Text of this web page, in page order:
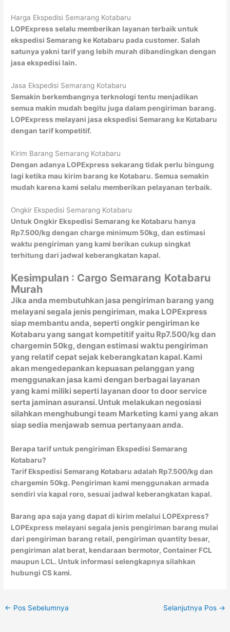
Harga Ekspedisi Semarang Kotabaru
LOPExpress selalu memberikan layanan terbaik untuk
ekspedisi Semarang ke Kotabaru pada customer. Salah
satunya yakni tarif yang lebih murah dibandingkan dengan
jasa ekspedisi lain.
Jasa Ekspedisi Semarang Kotabaru
Semakin berkembangnya terknologi tentu menjadikan
semua makin mudah begitu juga dalam pengiriman barang.
LOPExpress melayani jasa ekspedisi Semarang ke Kotabaru
dengan tarif kompetitif.
Kirim Barang Semarang Kotabaru
Dengan adanya LOPExpress sekarang tidak perlu bingung
lagi ketika mau kirim barang ke Kotabaru. Semua semakin
mudah karena kami selalu memberikan pelayanan terbaik.
Ongkir Ekspedisi Semarang Kotabaru
Untuk Ongkir Ekspedisi Semarang ke Kotabaru hanya
Rp7.500/kg dengan charge minimum 50kg, dan estimasi
waktu pengiriman yang kami berikan cukup singkat
terhitung dari jadwal keberangkatan kapal.
Kesimpulan : Cargo Semarang Kotabaru
Murah
Jika anda membutuhkan jasa pengiriman barang yang
melayani segala jenis pengiriman, maka LOPExpress
siap membantu anda, seperti ongkir pengiriman ke
Kotabaru yang sangat kompetitif yaitu Rp7.500/kg dan
chargemin 50kg, dengan estimasi waktu pengiriman
yang relatif cepat sejak keberangkatan kapal. Kami
akan mengedepankan kepuasan pelanggan yang
menggunakan jasa kami dengan berbagai layanan
yang kami miliki seperti layanan door to door service
serta jaminan asuransi. Untuk melakukan negosiasi
silahkan menghubungi team Marketing kami yang akan
siap sedia menjawab semua pertanyaan anda.
Berapa tarif untuk pengiriman Ekspedisi Semarang
Kotabaru?
Tarif Ekspedisi Semarang Kotabaru adalah Rp7.500/kg dan
chargemin 50kg. Pengiriman kami menggunakan armada
sendiri via kapal roro, sesuai jadwal keberangkatan kapal.
Barang apa saja yang dapat di kirim melalui LOPExpress?
LOPExpress melayani segala jenis pengiriman barang mulai
dari pengiriman barang retail, pengiriman quantity besar,
pengiriman alat berat, kendaraan bermotor, Container FCL
maupun LCL. Untuk informasi selengkapnya silahkan
hubungi CS kami.
← Pos Sebelumnya Selanjutnya Pos →